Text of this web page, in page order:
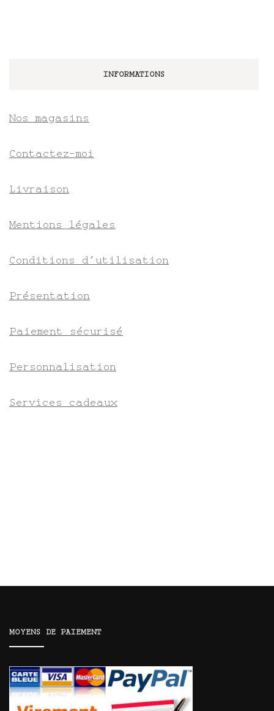
INFORMATIONS
Nos magasins
Contactez-moi
Livraison
Mentions légales
Conditions d’utilisation
Présentation
Paiement sécurisé
Personnalisation
Services cadeaux
MOYENS DE PAIEMENT